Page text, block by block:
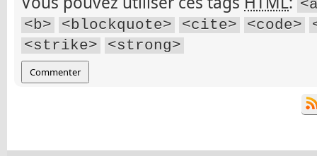
<b>
<blockquote> <cite> <code>
<strike>
<strong>